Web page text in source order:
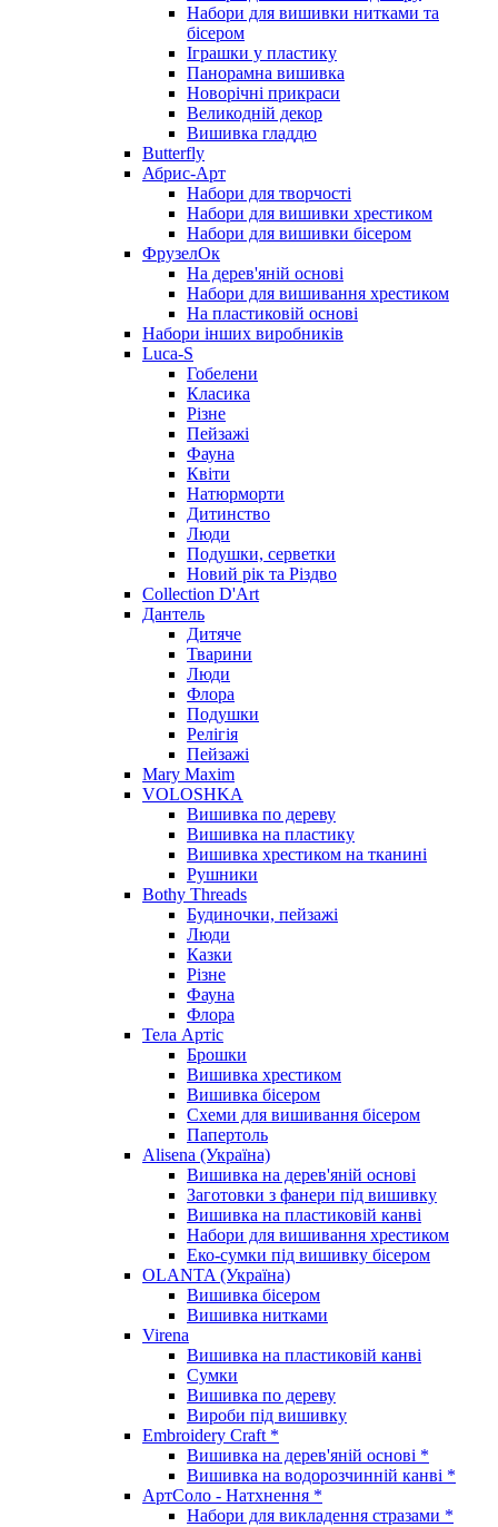
Набори для вишивки нитками та
бісером
Іграшки у пластику
Панорамна вишивка
Новорічні прикраси
Великодній декор
Вишивка гладдю
Butterfly
Абрис-Арт
Набори для творчості
Набори для вишивки хрестиком
Набори для вишивки бісером
ФрузелОк
На дерев'яній основі
Набори для вишивання хрестиком
На пластиковій основі
Набори інших виробників
Luca-S
Гобелени
Класика
Різне
Пейзажі
Фауна
Квіти
Натюрморти
Дитинство
Люди
Подушки, серветки
Новий рік та Різдво
Collection D'Art
Дантель
Дитяче
Тварини
Люди
Флора
Подушки
Релігія
Пейзажі
Mary Maxim
VOLOSHKA
Вишивка по дереву
Вишивка на пластику
Вишивка хрестиком на тканині
Рушники
Bothy Threads
Будиночки, пейзажі
Люди
Казки
Різне
Фауна
Флора
Тела Артіс
Брошки
Вишивка хрестиком
Вишивка бісером
Схеми для вишивання бісером
Папертоль
Alisena (Україна)
Вишивка на дерев'яній основі
Заготовки з фанери під вишивку
Вишивка на пластиковій канві
Набори для вишивання хрестиком
Еко-сумки під вишивку бісером
OLANTA (Україна)
Вишивка бісером
Вишивка нитками
Virena
Вишивка на пластиковій канві
Сумки
Вишивка по дереву
Вироби під вишивку
Embroidery Craft *
Вишивка на дерев'яній основі *
Вишивка на водорозчинній канві *
АртСоло - Натхнення *
Набори для викладення стразами *